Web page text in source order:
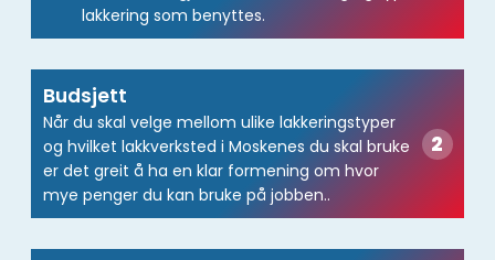
lakkering som benyttes.
Budsjett
Når du skal velge mellom ulike lakkeringstyper
og hvilket lakkverksted i Moskenes du skal bruke
er det greit å ha en klar formening om hvor
mye penger du kan bruke på jobben..